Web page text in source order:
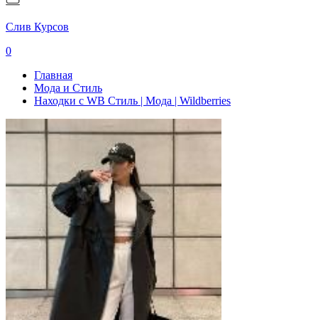
Слив Курсов
0
Главная
Мода и Стиль
Находки с WB Стиль | Мода | Wildberries